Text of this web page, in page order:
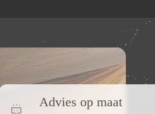
Advies op maat